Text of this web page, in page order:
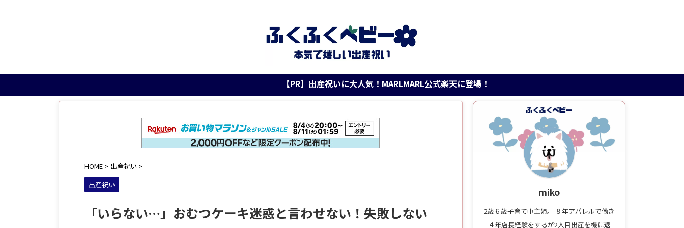
【PR】出産祝いに大人気！MARLMARL公式楽天に登場！
HOME > 出産祝い >
出産祝い
「いらない…」おむつケーキ迷惑と言わせない！失敗しない
miko
2歳６歳子育て中主婦。 ８年アパレルで働き
４年店長経験をするが2人目出産を機に退